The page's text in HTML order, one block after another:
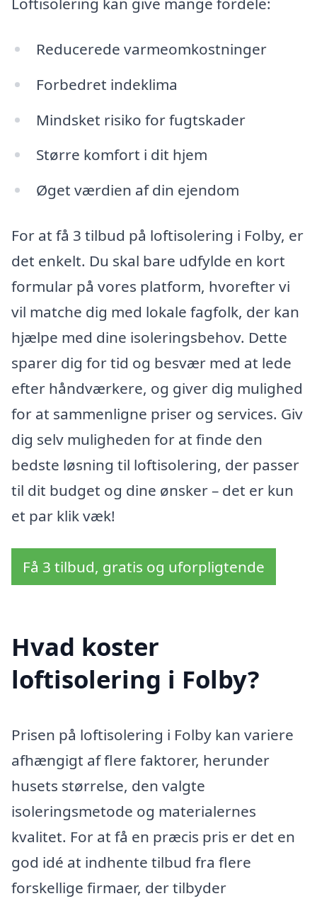
Reducerede varmeomkostninger
Forbedret indeklima
Mindsket risiko for fugtskader
Større komfort i dit hjem
Øget værdien af din ejendom
For at få 3 tilbud på loftisolering i Folby, er
det enkelt. Du skal bare udfylde en kort
formular på vores platform, hvorefter vi
vil matche dig med lokale fagfolk, der kan
hjælpe med dine isoleringsbehov. Dette
sparer dig for tid og besvær med at lede
efter håndværkere, og giver dig mulighed
for at sammenligne priser og services. Giv
dig selv muligheden for at finde den
bedste løsning til loftisolering, der passer
til dit budget og dine ønsker – det er kun
et par klik væk!
Få 3 tilbud, gratis og uforpligtende
Hvad koster
loftisolering i Folby?
Prisen på loftisolering i Folby kan variere
afhængigt af flere faktorer, herunder
husets størrelse, den valgte
isoleringsmetode og materialernes
kvalitet. For at få en præcis pris er det en
god idé at indhente tilbud fra flere
forskellige firmaer, der tilbyder